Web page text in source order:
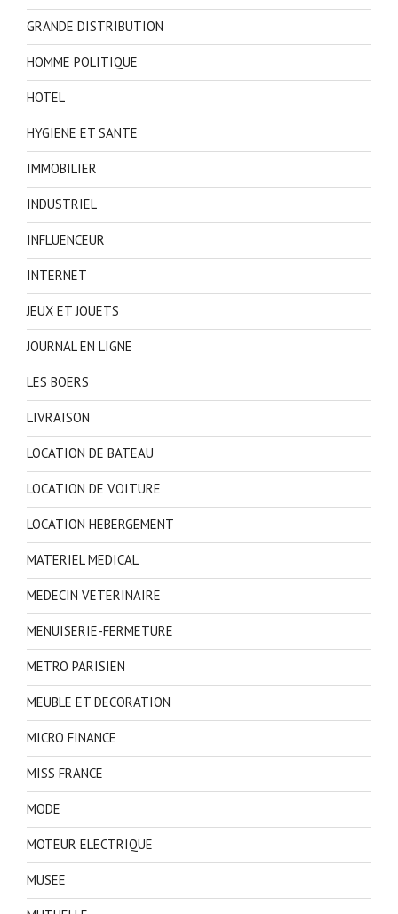
GRANDE DISTRIBUTION
HOMME POLITIQUE
HOTEL
HYGIENE ET SANTE
IMMOBILIER
INDUSTRIEL
INFLUENCEUR
INTERNET
JEUX ET JOUETS
JOURNAL EN LIGNE
LES BOERS
LIVRAISON
LOCATION DE BATEAU
LOCATION DE VOITURE
LOCATION HEBERGEMENT
MATERIEL MEDICAL
MEDECIN VETERINAIRE
MENUISERIE-FERMETURE
METRO PARISIEN
MEUBLE ET DECORATION
MICRO FINANCE
MISS FRANCE
MODE
MOTEUR ELECTRIQUE
MUSEE